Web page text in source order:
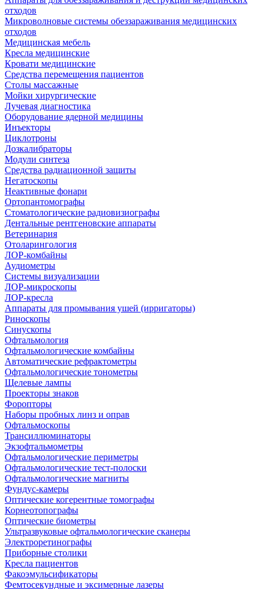
отходов
Микроволновые системы обеззараживания медицинских
отходов
Медицинская мебель
Кресла медицинские
Кровати медицинские
Средства перемещения пациентов
Столы массажные
Мойки хирургические
Лучевая диагностика
Оборудование ядерной медицины
Инъекторы
Циклотроны
Дозкалибраторы
Модули синтеза
Средства радиационной защиты
Негатоскопы
Неактивные фонари
Ортопантомографы
Стоматологические радиовизиографы
Дентальные рентгеновские аппараты
Ветеринария
Отоларингология
ЛОР-комбайны
Аудиометры
Системы визуализации
ЛОР-микроскопы
ЛОР-кресла
Аппараты для промывания ушей (ирригаторы)
Риноскопы
Синускопы
Офтальмология
Офтальмологические комбайны
Автоматические рефрактометры
Офтальмологические тонометры
Щелевые лампы
Проекторы знаков
Форопторы
Наборы пробных линз и оправ
Офтальмоскопы
Трансиллюминаторы
Экзофтальмометры
Офтальмологические периметры
Офтальмологические тест-полоски
Офтальмологические магниты
Фундус-камеры
Оптические когерентные томографы
Корнеотопографы
Оптические биометры
Ультразвуковые офтальмологические сканеры
Электроретинографы
Приборные столики
Кресла пациентов
Факоэмульсификаторы
Фемтосекундные и эксимерные лазеры